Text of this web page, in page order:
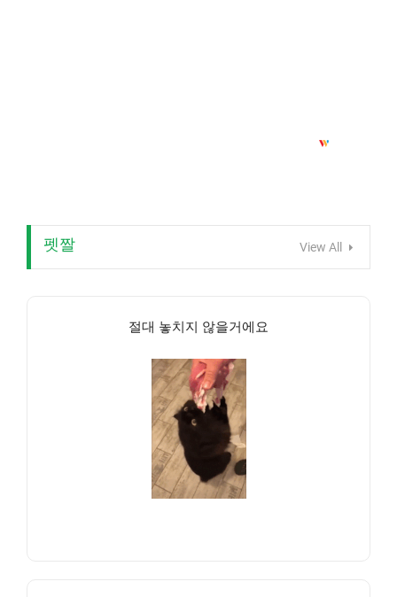
펫짤 View All
절대 놓치지 않을거에요